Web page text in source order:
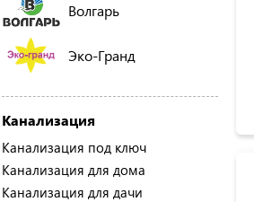
Волгарь
Эко-Гранд
Канализация
Канализация под ключ
Канализация для дома
Канализация для дачи